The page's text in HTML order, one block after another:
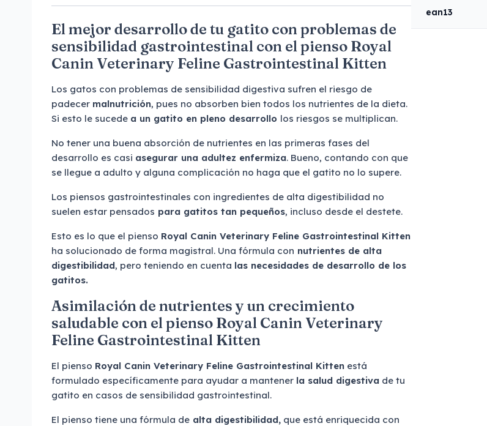
El mejor desarrollo de tu gatito con problemas de
sensibilidad gastrointestinal con el pienso Royal
Canin Veterinary Feline Gastrointestinal Kitten
Los gatos con problemas de sensibilidad digestiva sufren el riesgo de
padecer malnutrición, pues no absorben bien todos los nutrientes de la dieta.
Si esto le sucede a un gatito en pleno desarrollo los riesgos se multiplican.
No tener una buena absorción de nutrientes en las primeras fases del
desarrollo es casi asegurar una adultez enfermiza. Bueno, contando con que
se llegue a adulto y alguna complicación no haga que el gatito no lo supere.
Los piensos gastrointestinales con ingredientes de alta digestibilidad no
suelen estar pensados para gatitos tan pequeños, incluso desde el destete.
Esto es lo que el pienso Royal Canin Veterinary Feline Gastrointestinal Kitten
ha solucionado de forma magistral. Una fórmula con nutrientes de alta
digestibilidad, pero teniendo en cuenta las necesidades de desarrollo de los
gatitos.
Asimilación de nutrientes y un crecimiento
saludable con el pienso Royal Canin Veterinary
Feline Gastrointestinal Kitten
El pienso Royal Canin Veterinary Feline Gastrointestinal Kitten está
formulado específicamente para ayudar a mantener la salud digestiva de tu
gatito en casos de sensibilidad gastrointestinal.
El pienso tiene una fórmula de alta digestibilidad, que está enriquecida con
ean13